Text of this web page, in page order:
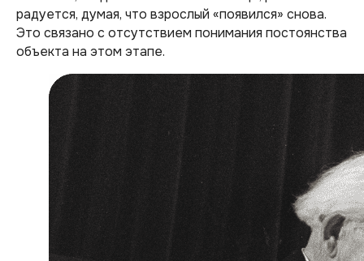
радуется, думая, что взрослый «появился» снова.
Это связано с отсутствием понимания постоянства
объекта на этом этапе.